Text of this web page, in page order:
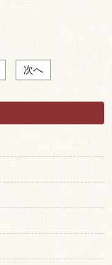
次へ